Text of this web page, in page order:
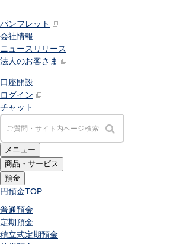
パンフレット
会社情報
ニュースリリース
法人のお客さま
口座開設
ログイン
チャット
メニュー
商品・サービス
預金
円預金TOP
普通預金
定期預金
積立式定期預金